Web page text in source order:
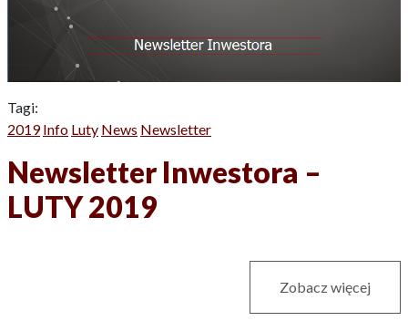
Tagi:
2019 Info Luty News Newsletter
Newsletter Inwestora –
LUTY 2019
Zobacz więcej